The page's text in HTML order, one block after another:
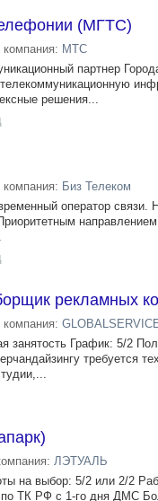
(МГТС)
компания: МТС
партнер
решения...
компания: Биз Телеком
оператор связи.
рекламных
компания:
занятость График: 5/2
требуется
ЛЭТУАЛЬ
на выбор: 5/2 или 2/2
по ТК РФ с 1-го дня